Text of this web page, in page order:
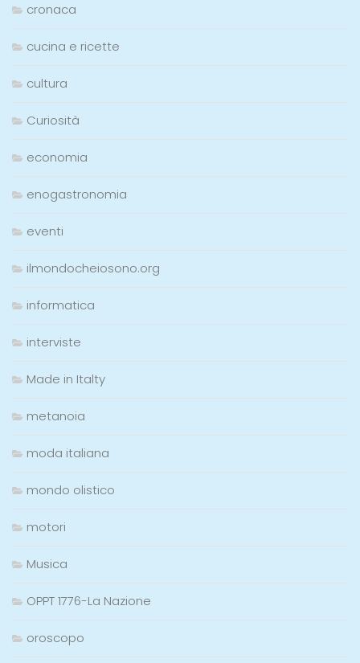
cronaca
cucina e ricette
cultura
Curiosità
economia
enogastronomia
eventi
ilmondocheiosono.org
informatica
interviste
Made in Italty
metanoia
moda italiana
mondo olistico
motori
Musica
OPPT 1776-La Nazione
oroscopo